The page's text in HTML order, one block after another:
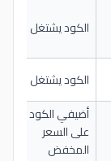
الكود يشتغل
الكود يشتغل
أضيفي الكود
على السعر
المخفض